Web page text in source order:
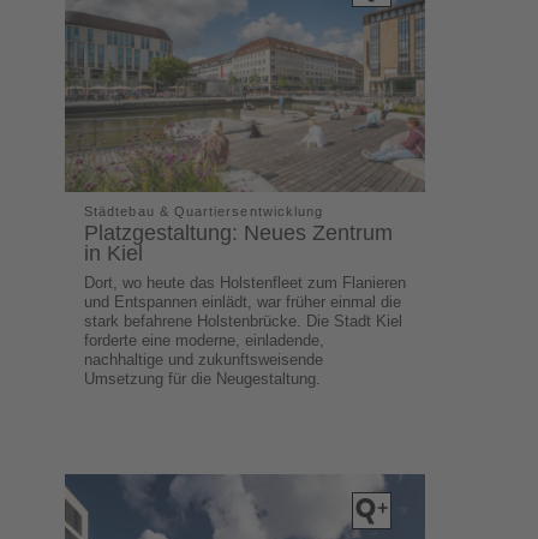
Städtebau & Quartiersentwicklung
Platzgestaltung: Neues Zentrum
in Kiel
Dort, wo heute das Holstenfleet zum Flanieren
und Entspannen einlädt, war früher einmal die
stark befahrene Holstenbrücke. Die Stadt Kiel
forderte eine moderne, einladende,
nachhaltige und zukunftsweisende
Umsetzung für die Neugestaltung.